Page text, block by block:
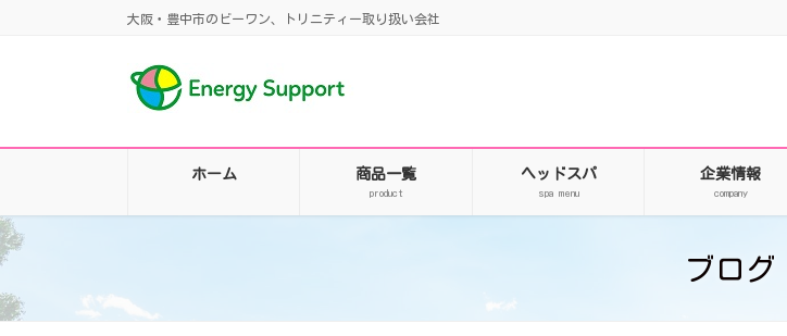
移
動
大阪・豊中市のビーワン、トリニティー取り扱い会社
ホーム 商品一覧
product
ヘッドスパ
spa menu
企業情報
company
ブログ